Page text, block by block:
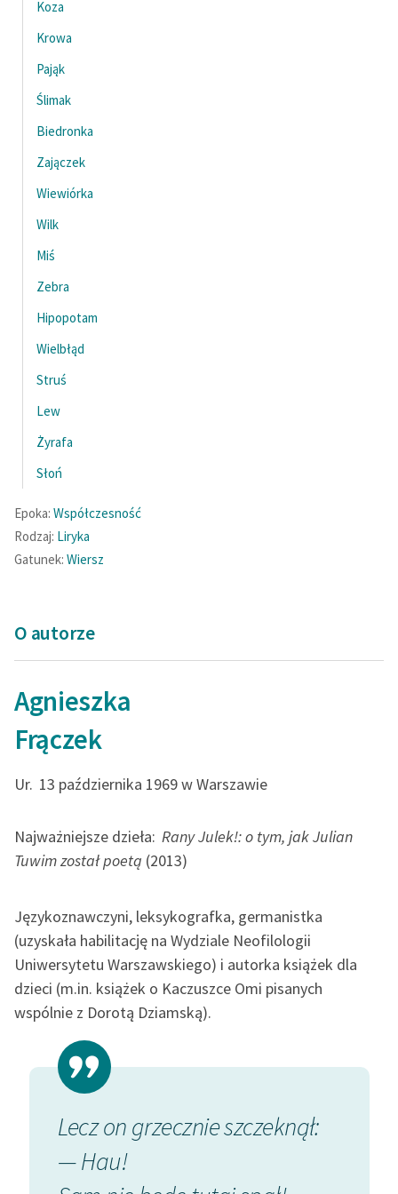
Ręce pełne poezji
Kolekcje edukacyjne
twórców przechodzących
do domeny publicznej,
lektur szkolnych oraz
Starego Testamentu
Odkurzamy bohaterów
Szkoła Poezji Wolnych
Lektur
O nas
Zasady wykorzystania
Logotypy
Materiały promocyjne
Polityka prywatności
Dane fundacji i
Regulamin darowizn
Informacja o treściach
wrażliwych
Deklaracja dostępności
Koza
Krowa
Pająk
Ślimak
Biedronka
Zajączek
Wiewiórka
Wilk
Miś
Zebra
Hipopotam
Wielbłąd
Struś
Lew
Żyrafa
Słoń
Epoka: Współczesność
Rodzaj: Liryka
Gatunek: Wiersz
O autorze
Agnieszka
Frączek
Ur. 13 października 1969 w Warszawie
Najważniejsze dzieła: Rany Julek!: o tym, jak Julian
Tuwim został poetą (2013)
Językoznawczyni, leksykografka, germanistka
(uzyskała habilitację na Wydziale Neofilologii
Uniwersytetu Warszawskiego) i autorka książek dla
dzieci (m.in. książek o Kaczuszce Omi pisanych
wspólnie z Dorotą Dziamską).
Lecz on grzecznie szczeknął:
— Hau!